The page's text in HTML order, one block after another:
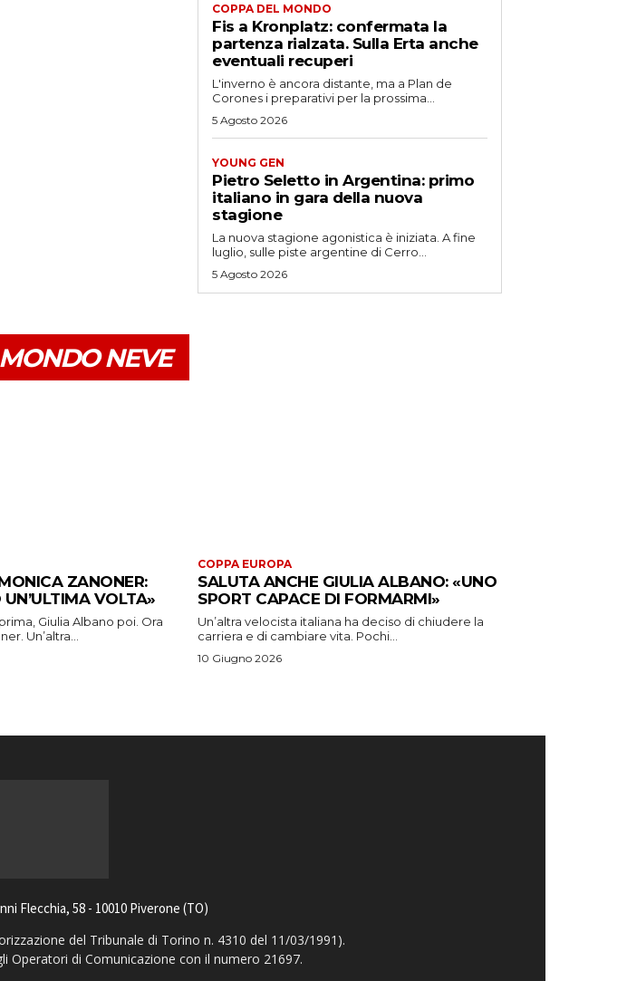
COPPA DEL MONDO
Fis a Kronplatz: confermata la
partenza rialzata. Sulla Erta anche
eventuali recuperi
L'inverno è ancora distante, ma a Plan de
Corones i preparativi per la prossima...
5 Agosto 2026
YOUNG GEN
Pietro Seletto in Argentina: primo
italiano in gara della nuova
stagione
La nuova stagione agonistica è iniziata. A fine
luglio, sulle piste argentine di Cerro...
5 Agosto 2026
NEVE
ZANONER:
VOLTA»
Giulia Albano poi. Ora
Un’altra...
COPPA EUROPA
SALUTA ANCHE GIULIA ALBANO: «UNO
SPORT CAPACE DI FORMARMI»
Un’altra velocista italiana ha deciso di chiudere la
carriera e di cambiare vita. Pochi...
10 Giugno 2026
Flecchia, 58 - 10010 Piverone (TO)
del Tribunale di Torino n. 4310 del 11/03/1991).
Operatori di Comunicazione con il numero 21697.